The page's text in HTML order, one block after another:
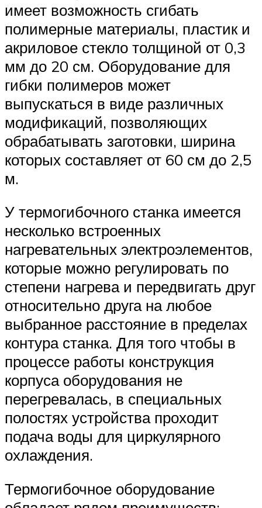
имеет возможность сгибать
полимерные материалы, пластик и
акриловое стекло толщиной от 0,3
мм до 20 см. Оборудование для
гибки полимеров может
выпускаться в виде различных
модификаций, позволяющих
обрабатывать заготовки, ширина
которых составляет от 60 см до 2,5
м.
У термогибочного станка имеется
несколько встроенных
нагревательных электроэлементов,
которые можно регулировать по
степени нагрева и передвигать друг
относительно друга на любое
выбранное расстояние в пределах
контура станка. Для того чтобы в
процессе работы конструкция
корпуса оборудования не
перегревалась, в специальных
полостях устройства проходит
подача воды для циркулярного
охлаждения.
Термогибочное оборудование